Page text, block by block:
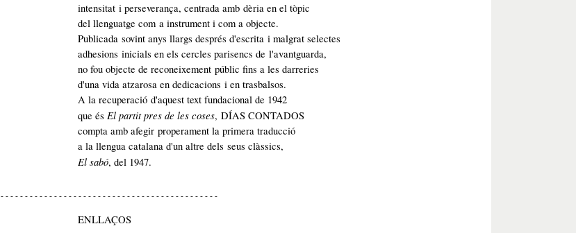
intensitat i perseverança, centrada amb dèria en el tòpic
del llenguatge com a instrument i com a objecte.
Publicada sovint anys llargs després d'escrita i malgrat selectes
adhesions inicials en els cercles parisencs de l'avantguarda,
no fou objecte de reconeixement públic fins a les darreries
d'una vida atzarosa en dedicacions i en trasbalsos.
A la recuperació d'aquest text fundacional de 1942
que és El partit pres de les coses, DÍAS CONTADOS
compta amb afegir properament la primera traducció
a la llengua catalana d'un altre dels seus clàssics,
El sabó, del 1947.
- - - - - - - - - - - - - - - - - - - - - - - - - - - - - - - - - - - - - - - - - - - - -
ENLLAÇOS